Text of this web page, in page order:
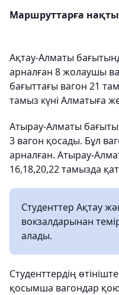
Маршруттарға
Ақтау-Алматы
арналған 8 жолаушы
бағыттағы вагон 21
тамыз күні Алматыға
Атырау-Алматы
3 вагон қосады. Бұл
арналған. Атырау-
16,18,20,22 тамызда
Студенттер Ақтау
вокзалдарынан
алады.
Студенттердің
қосымша вагондар